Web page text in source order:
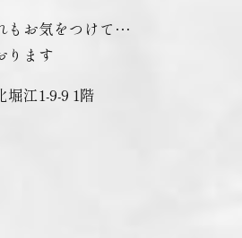
もお気をつけて…
ります
江1-9-9 1階